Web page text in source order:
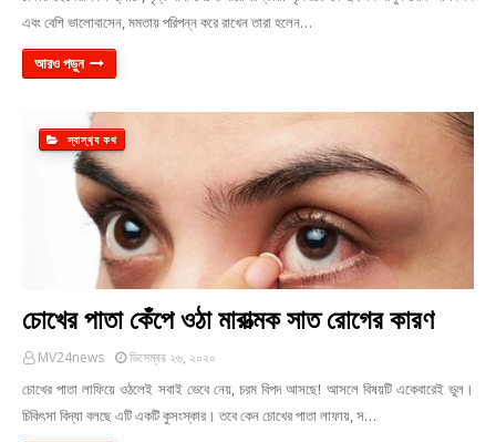
এবং বেশি ভালোবাসেন, মমতায় পরিপন্ন করে রাখেন তারা হলেন…
আরও পড়ুন
স্বাস্থ‍্য কথ
চোখের পাতা কেঁপে ওঠা মারাত্মক সাত রোগের কারণ
MV24news ডিসেম্বর ২৬, ২০২০
চোখের পাতা লাফিয়ে ওঠলেই সবাই ভেবে নেয়, চরম বিপদ আসছে! আসলে বিষয়টি একেবারেই ভুল।
চিকিৎসা বিদ্যা বলছে এটি একটি কুসংস্কার। তবে কেন চোখের পাতা লাফায়, স…